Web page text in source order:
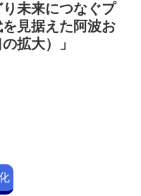
未来につなぐプ
見据えた阿波お
拡大）」